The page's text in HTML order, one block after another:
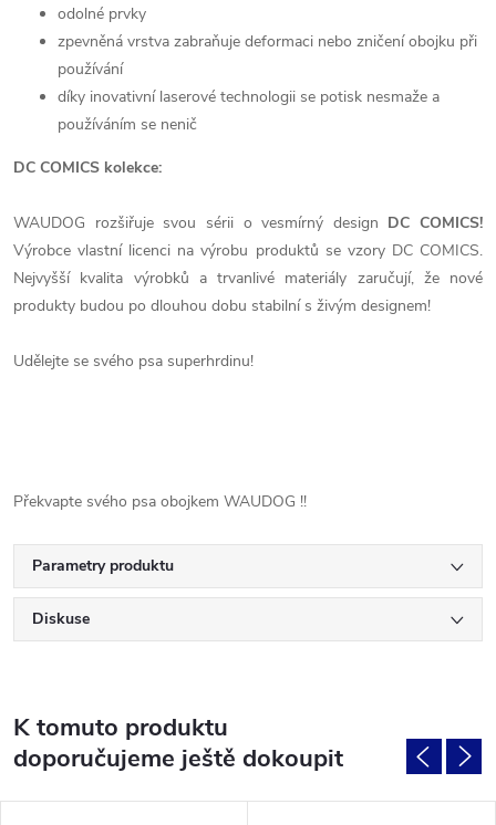
odolné prvky
zpevněná vrstva zabraňuje deformaci nebo zničení obojku při
používání
díky inovativní laserové technologii se potisk nesmaže a
používáním se nenič
DC COMICS kolekce:
WAUDOG rozšiřuje svou sérii o vesmírný design DC COMICS!
Výrobce vlastní licenci na výrobu produktů se vzory DC COMICS.
Nejvyšší kvalita výrobků a trvanlivé materiály zaručují, že nové
produkty budou po dlouhou dobu stabilní s živým designem!
Udělejte se svého psa superhrdinu!
Překvapte svého psa obojkem WAUDOG !!
Parametry produktu
Diskuse
K tomuto produktu
doporučujeme ještě dokoupit